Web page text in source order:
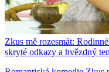
Zkus mě rozesmát:
skryté odkazy a hvězdný